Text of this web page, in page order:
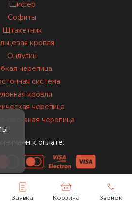
Заявка Корзина Звонок
Шифер
Софиты
Штакетник
кровля
Ондулин
черепица
система
кровля
черепица
песчаная черепица
к оплате: